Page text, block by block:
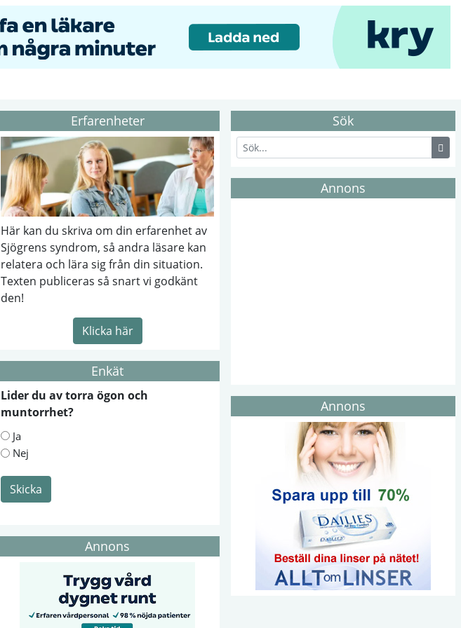
Erfarenheter
Här kan du skriva om din erfarenhet av
Sjögrens syndrom, så andra läsare kan
relatera och lära sig från din situation.
Texten publiceras så snart vi godkänt
den!
Klicka här
Enkät
Lider du av torra ögon och
muntorrhet?
Ja
Nej
Skicka
Annons
Sök
Annons
Annons